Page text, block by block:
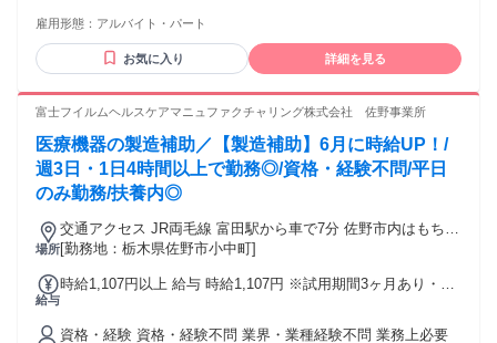
雇用形態： アルバイト・パート
お気に入り 詳細を見る
富士フイルムヘルスケアマニュファクチャリング株式会社 佐野事業所
医療機器の製造補助／【製造補助】6月に時給UP！/
週3日・1日4時間以上で勤務◎/資格・経験不問/平日
のみ勤務/扶養内◎
場所
交通アクセス JR両毛線 富田駅から車で7分 佐野市内はもちろ
ん、足利市、栃木市、館林市、邑楽郡、太田市などから 通勤
[勤務地：栃木県佐野市小中町]
給与
時給1,107円以上 給与 時給1,107円 ※試用期間3ヶ月あり・待
円×1日4h×週3日×1ヵ月4週 月収：132,840円 内訳：時給1,107
資格・経験 資格・経験不問 業界・業種経験不問 業務上必要